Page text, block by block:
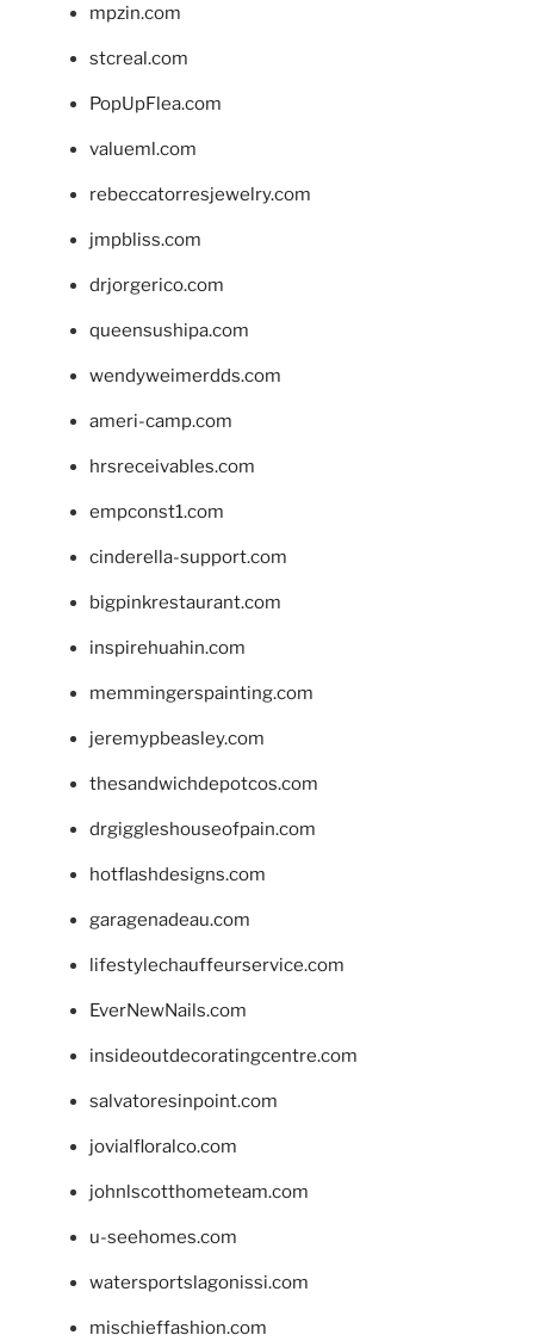
mpzin.com
stcreal.com
PopUpFlea.com
valueml.com
rebeccatorresjewelry.com
jmpbliss.com
drjorgerico.com
queensushipa.com
wendyweimerdds.com
ameri-camp.com
hrsreceivables.com
empconst1.com
cinderella-support.com
bigpinkrestaurant.com
inspirehuahin.com
memmingerspainting.com
jeremypbeasley.com
thesandwichdepotcos.com
drgiggleshouseofpain.com
hotflashdesigns.com
garagenadeau.com
lifestylechauffeurservice.com
EverNewNails.com
insideoutdecoratingcentre.com
salvatoresinpoint.com
jovialfloralco.com
johnlscotthometeam.com
u-seehomes.com
watersportslagonissi.com
mischieffashion.com